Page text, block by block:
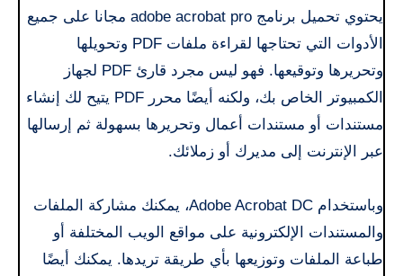
يحتوي تحميل برنامج adobe acrobat pro مجانا على جميع
الأدوات التي تحتاجها لقراءة ملفات PDF وتحويلها
وتحريرها وتوقيعها. فهو ليس مجرد قارئ PDF لجهاز
الكمبيوتر الخاص بك، ولكنه أيضًا محرر PDF يتيح لك إنشاء
مستندات أو مستندات أعمال وتحريرها بسهولة ثم إرسالها
عبر الإنترنت إلى مديرك أو زملائك.
وباستخدام Adobe Acrobat DC، يمكنك مشاركة الملفات
والمستندات الإلكترونية على مواقع الويب المختلفة أو
طباعة الملفات وتوزيعها بأي طريقة تريدها. يمكنك أيضًا